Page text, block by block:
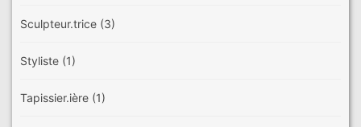
Sculpteur.trice (3)
Styliste (1)
Tapissier.ière (1)